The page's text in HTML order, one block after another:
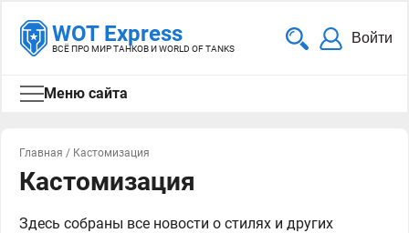
WOT Express
ВСЁ ПРО МИР ТАНКОВ И WORLD OF TANKS
Войти
Меню сайта
Главная / Кастомизация
Кастомизация
Здесь собраны все новости о стилях и других